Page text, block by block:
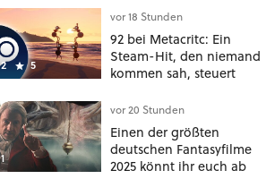
schattiges Sommer-
Spektakel
5
vor 18 Stunden
92 bei Metacritc: Ein
Steam-Hit, den niemand
kommen sah, steuert
den Game Awards zu
vor 20 Stunden
Einen der größten
deutschen Fantasyfilme
2025 könnt ihr euch ab